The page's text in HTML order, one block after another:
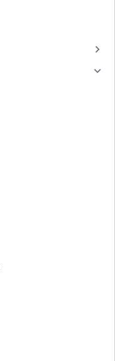
keyboard_arrow_right
keyboard_arrow_right